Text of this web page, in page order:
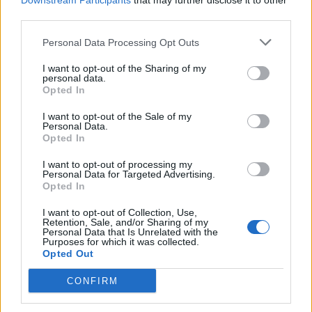
Personal Data Processing Opt Outs
I want to opt-out of the Sharing of my
personal data.
Opted In
I want to opt-out of the Sale of my
Personal Data.
Opted In
I want to opt-out of processing my
Personal Data for Targeted Advertising.
Opted In
I want to opt-out of Collection, Use,
Retention, Sale, and/or Sharing of my
Personal Data that Is Unrelated with the
Purposes for which it was collected.
Opted Out
CONFIRM
Tags:ΑΤΜΟΣΦΑΙΡΙΚΗ ΡΥΠΑΝΣΗ,ΚΑΡΚΙΝΟΣ,
ΚΑΡΚΙΝΟΣ ΤΟΥ ΣΤΟΜΑΤΟΣ